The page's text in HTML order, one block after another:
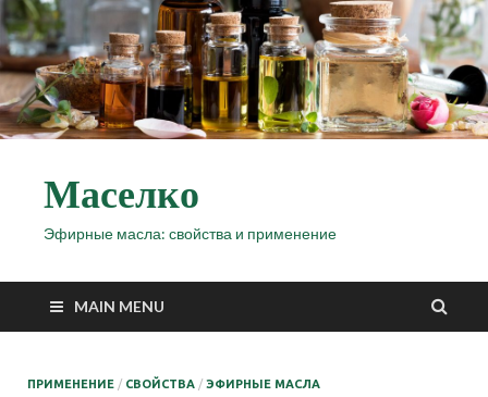
Маселко
Эфирные масла: свойства и применение
MAIN MENU
ПРИМЕНЕНИЕ / СВОЙСТВА / ЭФИРНЫЕ МАСЛА